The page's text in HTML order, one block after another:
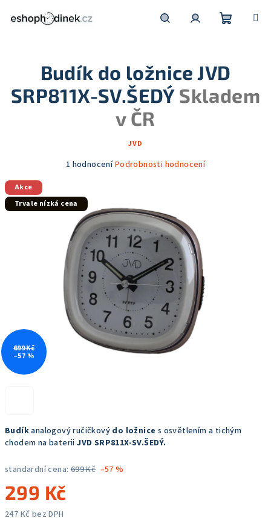
košík
Budíkanalogový ručičkový do ložnice s osvětlením a tichým
chodem na bateriiJVD SRP811X-SV.ŠEDÝ.
standardní cena: 699 Kč –57 %
299 Kč
247 Kč bez DPH
Budík do ložnice JVD
SRP811X-SV.ŠEDÝ Skladem
v ČR
JVD
Průměrné
je
5,0
5
hvězdiček.
1 hodnoceníPodrobnosti hodnocení
Akce
Trvale nízká cena
699 Kč
–57 %